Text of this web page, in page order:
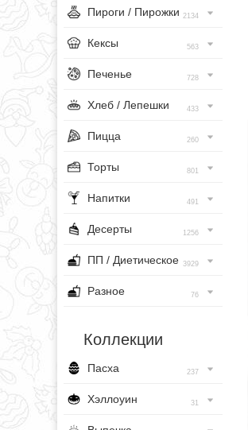
Пироги / Пирожки 2134
Кексы 563
Печенье 728
Хлеб / Лепешки 433
Пицца 260
Торты 801
Напитки 491
Десерты 1256
ПП / Диетическое 3929
Разное 76
Коллекции
Пасха 237
Хэллоуин 31